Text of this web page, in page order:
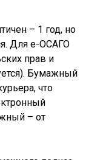
– 1 год, но
Для е-ОСАГО
прав и
Бумажный
что
– от